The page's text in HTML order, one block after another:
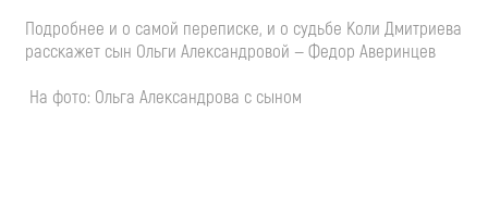
Подробнее и о самой переписке, и о судьбе Коли Дмитриева
расскажет сын Ольги Александровой — Федор Аверинцев
На фото: Ольга Александрова с сыном